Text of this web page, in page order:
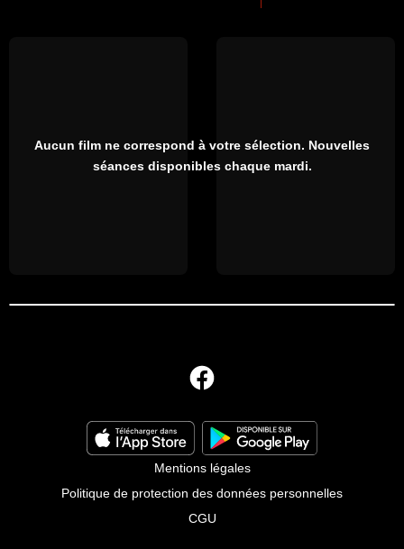
Aucun film ne correspond à votre sélection. Nouvelles
séances disponibles chaque mardi.
Mentions légales
Politique de protection des données personnelles
CGU